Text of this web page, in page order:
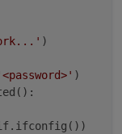
be called on
is
to %s and
)
)